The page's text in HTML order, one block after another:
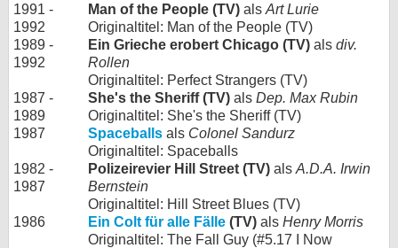
1991 -
1992
Man of the People (TV) als Art Lurie
Originaltitel: Man of the People (TV)
1989 -
1992
Ein Grieche erobert Chicago (TV) als div.
Rollen
Originaltitel: Perfect Strangers (TV)
1987 -
1989
She's the Sheriff (TV) als Dep. Max Rubin
Originaltitel: She's the Sheriff (TV)
1987
Spaceballs als Colonel Sandurz
Originaltitel: Spaceballs
1982 -
1987
Polizeirevier Hill Street (TV) als A.D.A. Irwin
Bernstein
Originaltitel: Hill Street Blues (TV)
1986
Ein Colt für alle Fälle (TV) als Henry Morris
Originaltitel: The Fall Guy (#5.17 I Now